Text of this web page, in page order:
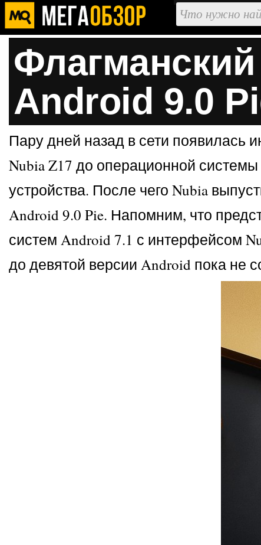
Android 9.0
Пару дней назад в сети появилась
Nubia Z17 до операционной
устройства. После чего Nubia
Android 9.0 Pie. Напомним, что
систем Android 7.1 с интерфейсом
до девятой версии Android пока не